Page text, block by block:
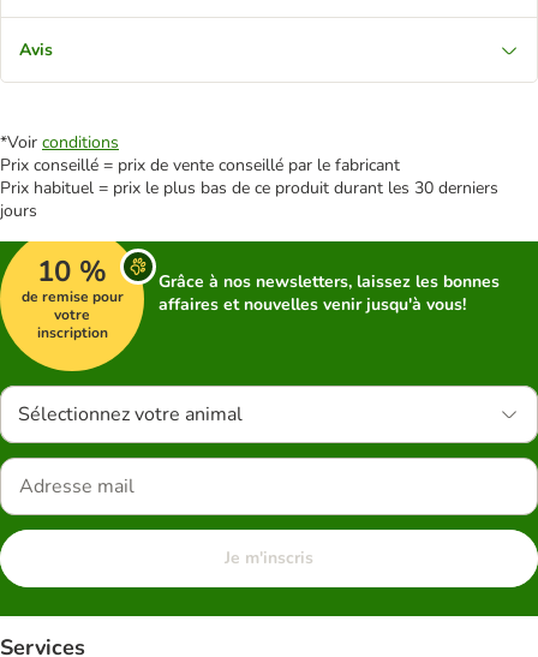
Avis
*Voir conditions
Prix conseillé = prix de vente conseillé par le fabricant
Prix habituel = prix le plus bas de ce produit durant les 30 derniers
jours
10 %
de remise pour
votre
inscription
Grâce à nos newsletters, laissez les bonnes
affaires et nouvelles venir jusqu'à vous!
Sélectionnez votre animal
Je m'inscris
Services